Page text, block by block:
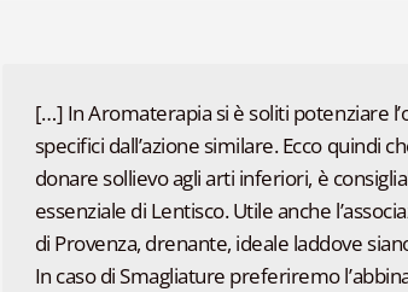
[…] In Aromaterapia si è soliti potenziare
specifici dall’azione similare. Ecco quindi
donare sollievo agli arti inferiori, è
essenziale di Lentisco. Utile anche
di Provenza, drenante, ideale laddove
In caso di Smagliature preferiremo